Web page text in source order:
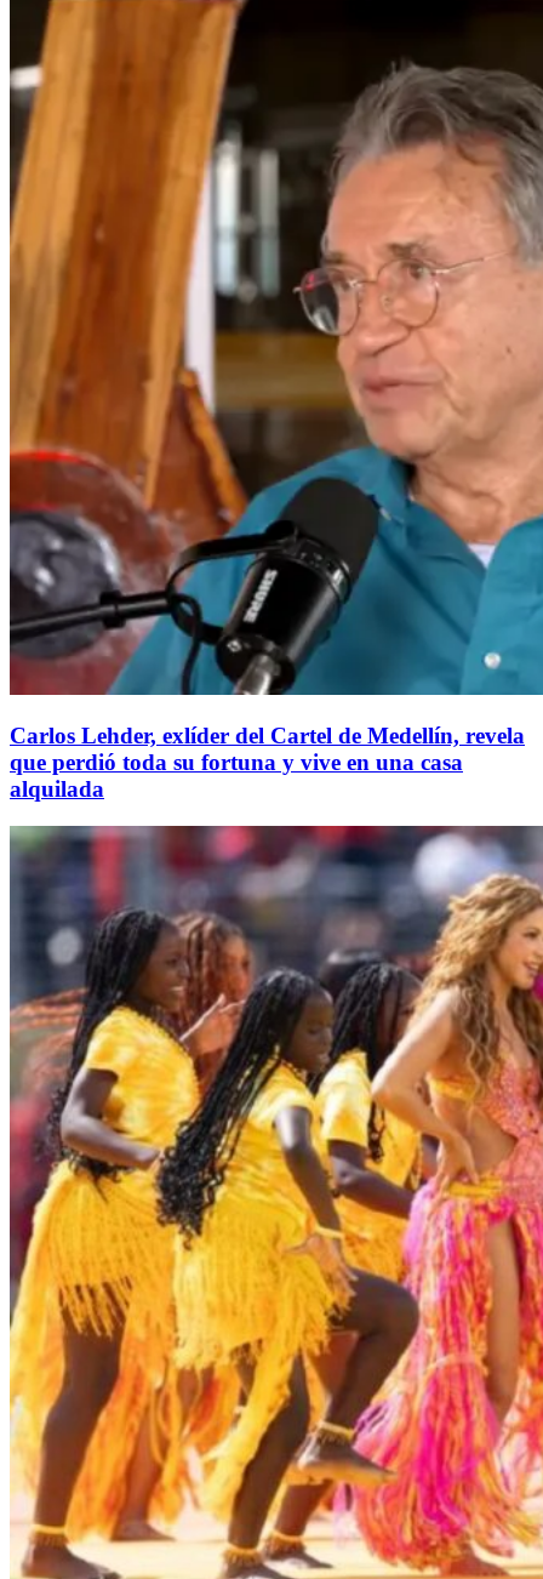
Carlos Lehder, exlíder del Cartel de Medellín, revela
que perdió toda su fortuna y vive en una casa
alquilada